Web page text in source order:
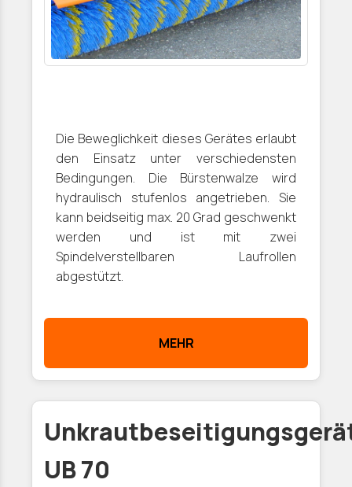
Die Beweglichkeit dieses Gerätes erlaubt
den Einsatz unter verschiedensten
Bedingungen. Die Bürstenwalze wird
hydraulisch stufenlos angetrieben. Sie
kann beidseitig max. 20 Grad geschwenkt
werden und ist mit zwei
Spindelverstellbaren Laufrollen
abgestützt.
MEHR
UB 70